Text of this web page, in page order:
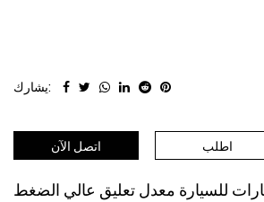
يشارك:
اتصل الآن اطلب
للسيارة معدل تعليق عالي الضغط